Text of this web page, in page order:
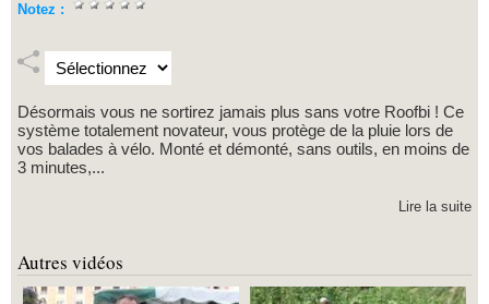
Notez :
Désormais vous ne sortirez jamais plus sans votre Roofbi ! Ce
système totalement novateur, vous protège de la pluie lors de
vos balades à vélo. Monté et démonté, sans outils, en moins de
3 minutes,...
Lire la suite
Autres vidéos